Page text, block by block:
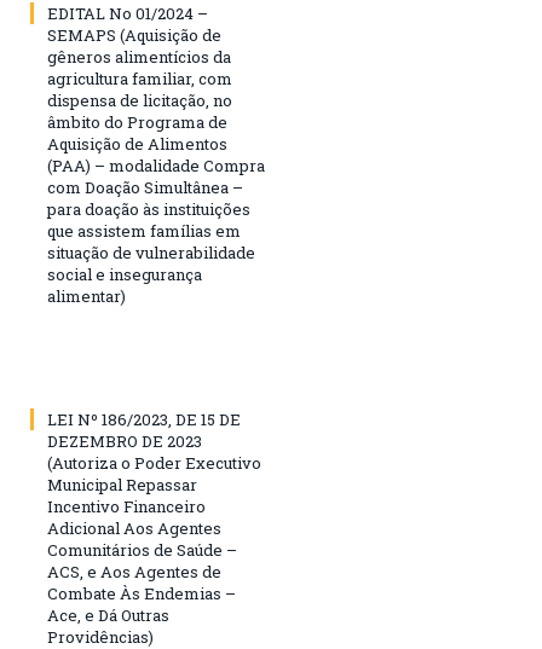
EDITAL No 01/2024 –
SEMAPS (Aquisição de
gêneros alimentícios da
agricultura familiar, com
dispensa de licitação, no
âmbito do Programa de
Aquisição de Alimentos
(PAA) – modalidade Compra
com Doação Simultânea –
para doação às instituições
que assistem famílias em
situação de vulnerabilidade
social e insegurança
alimentar)
LEI Nº 186/2023, DE 15 DE
DEZEMBRO DE 2023
(Autoriza o Poder Executivo
Municipal Repassar
Incentivo Financeiro
Adicional Aos Agentes
Comunitários de Saúde –
ACS, e Aos Agentes de
Combate Às Endemias –
Ace, e Dá Outras
Providências)